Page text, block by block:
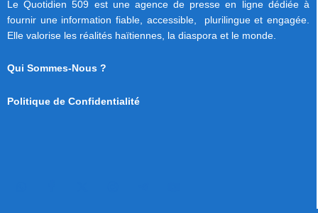
Le Quotidien 509 est une agence de presse en ligne dédiée à
fournir une information fiable, accessible, plurilingue et engagée.
Elle valorise les réalités haïtiennes, la diaspora et le monde.
Qui Sommes-Nous ?
Politique de Confidentialité